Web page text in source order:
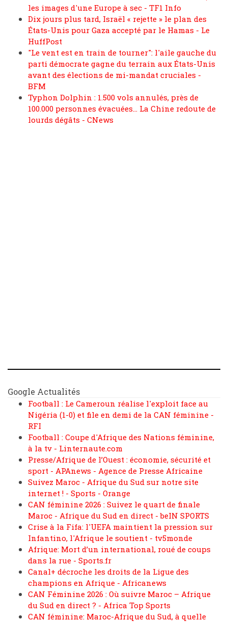
les images d'une Europe à sec - TF1 Info
Dix jours plus tard, Israël « rejette » le plan des
États-Unis pour Gaza accepté par le Hamas - Le
HuffPost
"Le vent est en train de tourner": l'aile gauche du
parti démocrate gagne du terrain aux États-Unis
avant des élections de mi-mandat cruciales -
BFM
Typhon Dolphin : 1.500 vols annulés, près de
100.000 personnes évacuées… La Chine redoute de
lourds dégâts - CNews
Google Actualités
Football : Le Cameroun réalise l'exploit face au
Nigéria (1-0) et file en demi de la CAN féminine -
RFI
Football : Coupe d'Afrique des Nations féminine,
à la tv - Linternaute.com
Presse/Afrique de l’Ouest : économie, sécurité et
sport - APAnews - Agence de Presse Africaine
Suivez Maroc - Afrique du Sud sur notre site
internet ! - Sports - Orange
CAN féminine 2026 : Suivez le quart de finale
Maroc - Afrique du Sud en direct - beIN SPORTS
Crise à la Fifa: l'UEFA maintient la pression sur
Infantino, l'Afrique le soutient - tv5monde
Afrique: Mort d’un international, roué de coups
dans la rue - Sports.fr
Canal+ décroche les droits de la Ligue des
champions en Afrique - Africanews
CAN Féminine 2026 : Où suivre Maroc – Afrique
du Sud en direct ? - Africa Top Sports
CAN féminine: Maroc-Afrique du Sud, à quelle